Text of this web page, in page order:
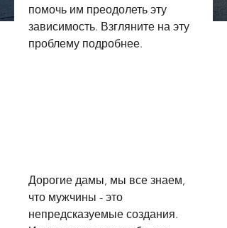
помочь им преодолеть эту
зависимость. Взгляните на эту
проблему подробнее.
Дорогие дамы, мы все знаем,
что мужчины - это
непредсказуемые создания.